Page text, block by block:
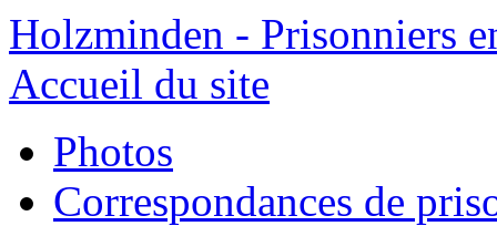
Holzminden - Prisonniers
Accueil du site
Photos
Correspondances de